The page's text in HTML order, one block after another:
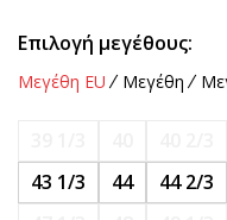
Επιλογή μεγέθους:
Μεγέθη EU Μεγέθη
43 1/3
44 44 2/3